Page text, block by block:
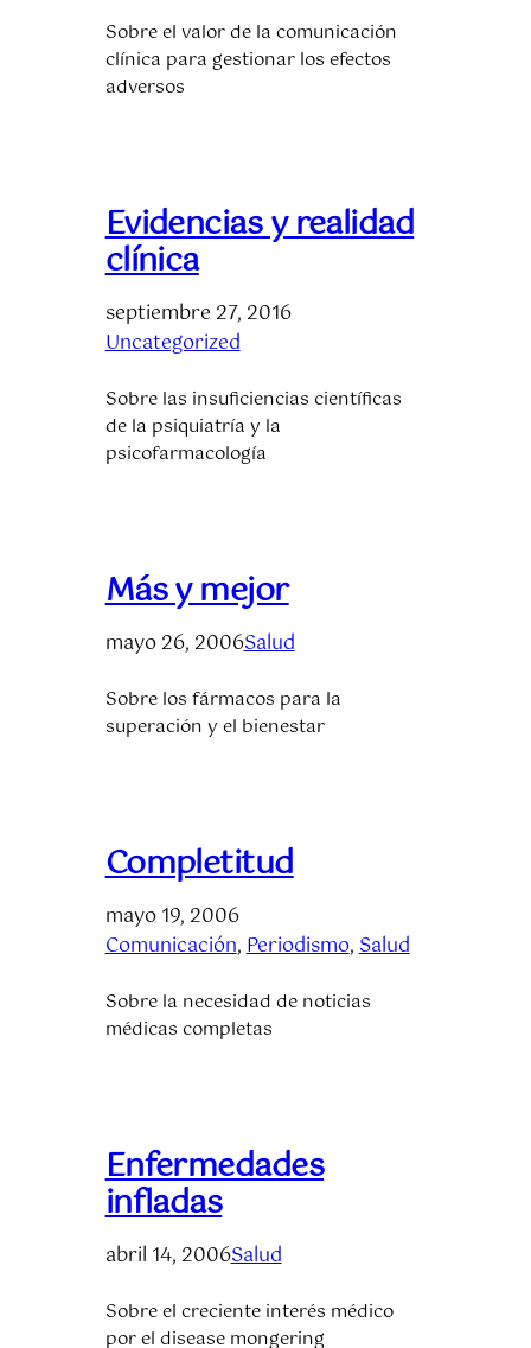
Sobre el valor de la comunicación
clínica para gestionar los efectos
adversos
Evidencias y realidad
clínica
septiembre 27, 2016
Uncategorized
Sobre las insuficiencias científicas
de la psiquiatría y la
psicofarmacología
Más y mejor
mayo 26, 2006Salud
Sobre los fármacos para la
superación y el bienestar
Completitud
mayo 19, 2006
Comunicación, Periodismo, Salud
Sobre la necesidad de noticias
médicas completas
Enfermedades
infladas
abril 14, 2006Salud
Sobre el creciente interés médico
por el disease mongering